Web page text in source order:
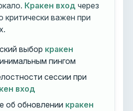
Кракен вход через
критически важен при
выбор кракен
пингом
сессии при
вход
об обновлении кракен